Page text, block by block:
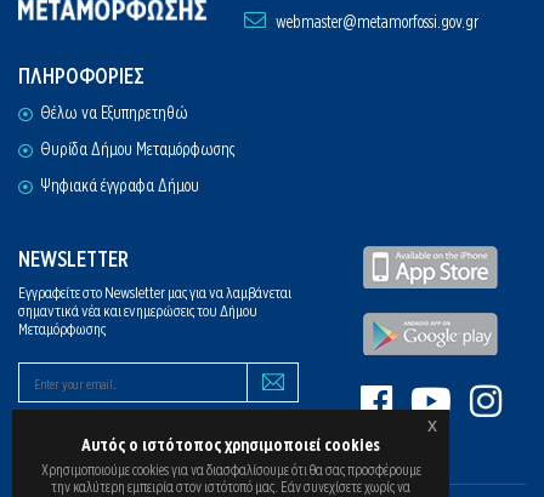
webmaster@metamorfossi.gov.gr
ΠΛΗΡΟΦΟΡΙΕΣ
Θέλω να Εξυπηρετηθώ
Θυρίδα Δήμου Μεταμόρφωσης
Ψηφιακά έγγραφα Δήμου
NEWSLETTER
Εγγραφείτε στο Newsletter μας για να λαμβάνεται
σημαντικά νέα και ενημερώσεις του Δήμου
Μεταμόρφωσης
Αυτός ο ιστότοπος χρησιμοποιεί cookies
Χρησιμοποιούμε cookies για να διασφαλίσουμε ότι θα σας προσφέρουμε
την καλύτερη εμπειρία στον ιστότοπό μας. Εάν συνεχίσετε χωρίς να
x